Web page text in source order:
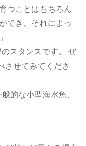
つことはもちろん
でき、それによっ
スタンスです。 ぜ
させてみてくださ
的な小型海水魚、